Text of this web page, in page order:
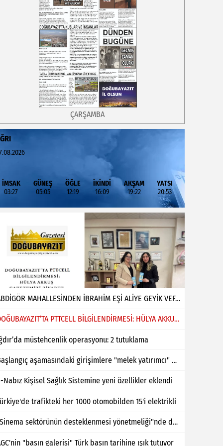
ÇARŞAMBA
İMSAK
03:27
GÜNEŞ
05:05
ÖĞLE
12:19
İKİNDİ
16:09
AKŞAM
19:22
YATSI
20:53
ABDİGÖR MAHALLESİNDEN İBRAHİM EŞİ ALİYE GEYİK VEFAT ETMİŞTİR
DOĞUBAYAZIT’TA PTTCELL BİLGİLENDİRMESİ: HÜLYA AKKUŞ GAZETEMİZİ ZİYARET ETTİ
müstehcenlik operasyonu: 2 tutuklama
Başlangıç aşamasındaki girişimlere "melek yatırımcı" desteği
Nabız Kişisel Sağlık Sistemine yeni özellikler eklendi
trafikteki her 1000 otomobilden 15'i elektrikli
"Sinema sektörünün desteklenmesi yönetmeliği"nde değişiklik yapıldı
"basın galerisi" Türk basın tarihine ışık tutuyor